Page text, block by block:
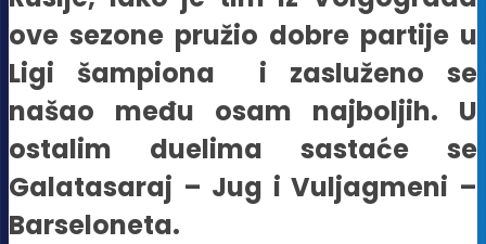
ove sezone pružio dobre partije u
Ligi šampiona i zasluženo se
našao među osam najboljih. U
ostalim duelima sastaće se
Galatasaraj – Jug i Vuljagmeni –
Barseloneta.